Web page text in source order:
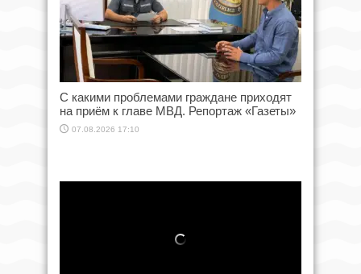
С какими проблемами граждане приходят
на приём к главе МВД. Репортаж «Газеты»
07.08.2026 17:10